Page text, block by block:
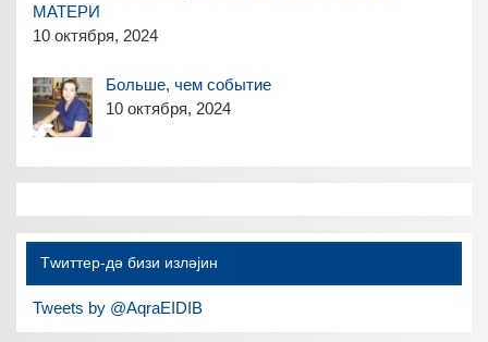
МАТЕРИ
10 октября, 2024
Больше, чем событие
10 октября, 2024
Тwиттер-дә бизи изләјин
Tweets by @AqraEIDIB